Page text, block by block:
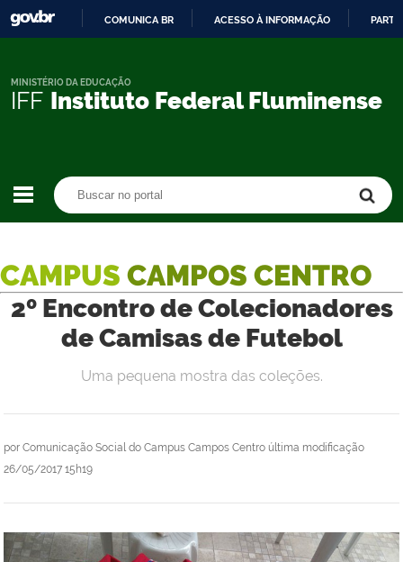
CONTEÚDO
COMUNICA BR ACESSO À INFORMAÇÃO
IFF Instituto Federal Fluminense
MINISTÉRIO DA EDUCAÇÃO
CAMPUS CAMPOS CENTRO
2º Encontro de Colecionadores
de Camisas de Futebol
por Comunicação Social do Campus Campos Centro última modificação
26/05/2017 15h19
Uma pequena mostra das coleções.